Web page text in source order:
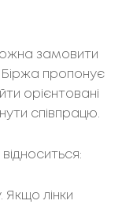
замовити
Біржа пропонує
орієнтовані
співпрацю.
Якщо лінки